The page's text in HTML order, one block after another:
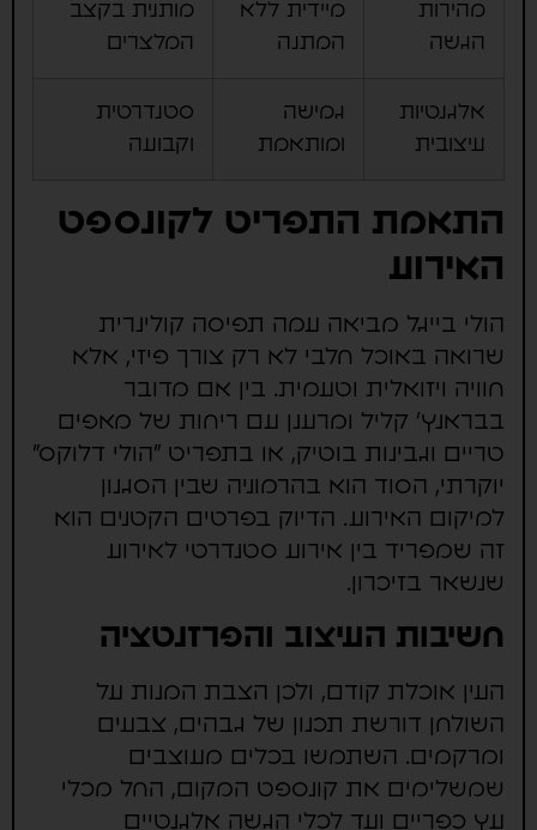
מהירות
הגשה
מיידית ללא
המתנה
מותנית בקצב
המלצרים
אלגנטיות
עיצובית
גמישה
ומותאמת
סטנדרטית
וקבועה
התאמת התפריט לקונספט
האירוע
הולי בייגל מביאה עמה תפיסה קולינרית
שרואה באוכל חלבי לא רק צורך פיזי, אלא
חוויה ויזואלית וטעמית. בין אם מדובר
בבראנץ' קליל ומרענן עם ריחות של מאפים
טריים וגבינות בוטיק, או בתפריט "הולי דלוקס"
יוקרתי, הסוד הוא בהרמוניה שבין הסגנון
למיקום האירוע. הדיוק בפרטים הקטנים הוא
זה שמפריד בין אירוע סטנדרטי לאירוע
שנשאר בזיכרון.
חשיבות העיצוב והפרזנטציה
העין אוכלת קודם, ולכן הצבת המנות על
השולחן דורשת תכנון של גבהים, צבעים
ומרקמים. השתמשו בכלים מעוצבים
שמשלימים את קונספט המקום, החל מכלי
עץ כפריים ועד לכלי הגשה אלגנטיים